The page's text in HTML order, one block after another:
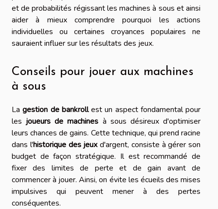
et de probabilités régissant les machines à sous et ainsi
aider à mieux comprendre pourquoi les actions
individuelles ou certaines croyances populaires ne
sauraient influer sur les résultats des jeux.
Conseils pour jouer aux machines
à sous
Lagestion de bankrollest un aspect fondamental pour
les joueurs de machines à sous désireux d'optimiser
leurs chances de gains. Cette technique, qui prend racine
dans l'historique des jeuxd'argent, consiste à gérer son
budget de façon stratégique. Il est recommandé de
fixer des limites de perte et de gain avant de
commencer à jouer. Ainsi, on évite les écueils des mises
impulsives qui peuvent mener à des pertes
conséquentes.